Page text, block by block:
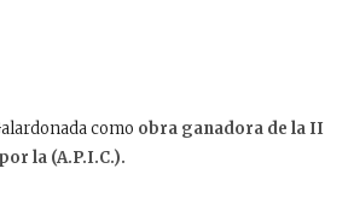
como obra ganadora de la II
la (A.P.I.C.).